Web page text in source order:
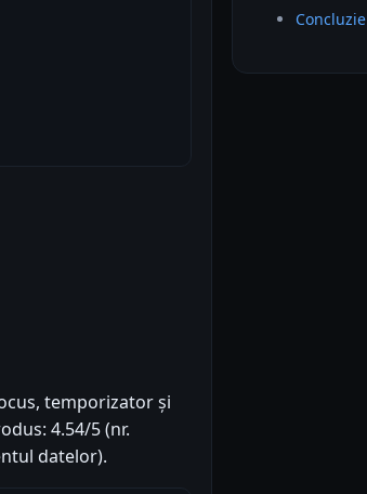
temporizator și
4.54/5 (nr.
datelor).
Concluzie